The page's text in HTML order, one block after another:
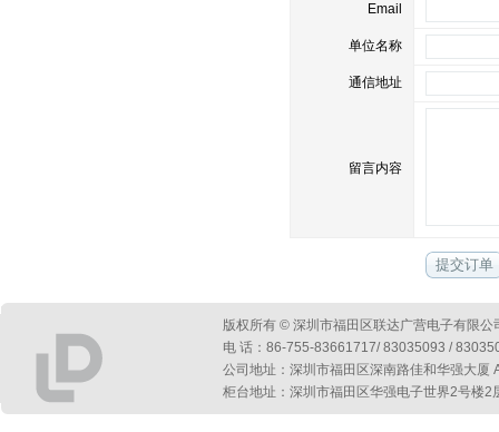
Email
单位名称
通信地址
留言内容
版权所有 © 深圳市福田区联达广营电子有限公
电 话：86-755-83661717/ 83035093 /
公司地址：深圳市福田区深南路佳和华强大厦
柜台地址：深圳市福田区华强电子世界2号楼2